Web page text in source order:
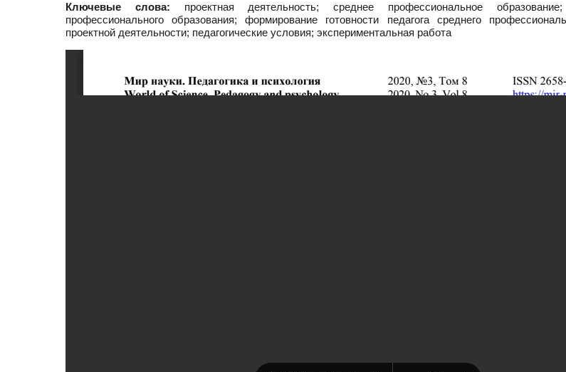
Ключевые слова: проектная деятельность; среднее профессиональное
профессионального образования; формирование готовности педагога среднего
проектной деятельности; педагогические условия; экспериментальная работа